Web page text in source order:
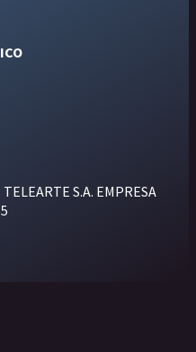
S.A. EMPRESA